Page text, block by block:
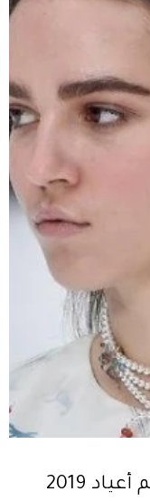
موديلات أكسسوارات لموسم أعياد 2019